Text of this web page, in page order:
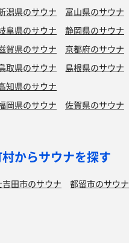
潟県のサウナ 富山県のサウナ
阜県のサウナ 静岡県のサウナ
賀県のサウナ 京都府のサウナ
取県のサウナ 島根県のサウナ
知県のサウナ
岡県のサウナ 佐賀県のサウナ
からサウナを探す
吉田市のサウナ 都留市のサウナ